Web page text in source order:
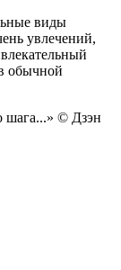
виды
увлечений,
обычной
шага...» © Дзэн